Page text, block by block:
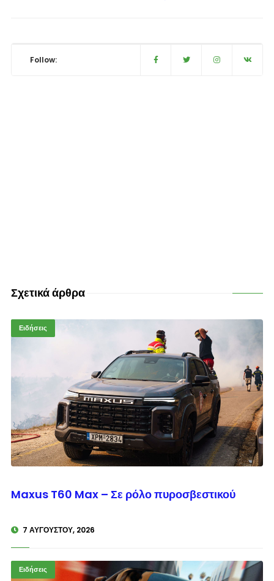
Follow:
Σχετικά άρθρα
Ειδήσεις
© enkinisi.gr
Maxus T60 Max – Σε ρόλο πυροσβεστικού
7 ΑΥΓΟΎΣΤΟΥ, 2026
Ειδήσεις